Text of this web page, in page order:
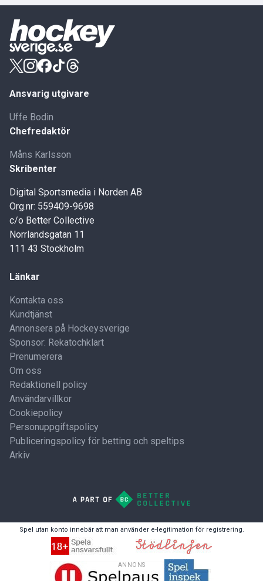
ANNONS
Ansvarig utgivare
Uffe Bodin
Chefredaktör
Måns Karlsson
Skribenter
Digital Sportsmedia i Norden AB
Org.nr: 559409-9698
c/o Better Collective
Norrlandsgatan 11
111 43 Stockholm
Länkar
Kontakta oss
Kundtjänst
Annonsera på Hockeysverige
Sponsor: Rekatochklart
Prenumerera
Om oss
Redaktionell policy
Användarvillkor
Cookiepolicy
Personuppgiftspolicy
Publiceringspolicy för betting och speltips
Arkiv
Spel utan konto innebär att man använder e-legitimation för registrering.